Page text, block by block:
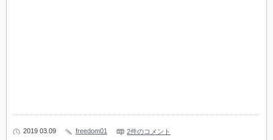
2019 03.09 freedom01 2件のコメント